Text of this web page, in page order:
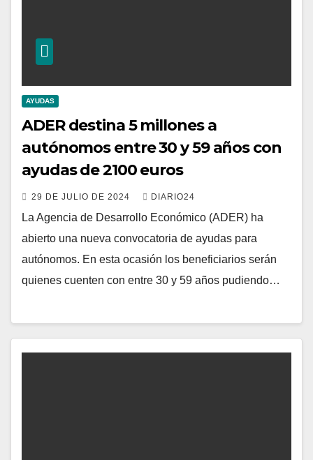
AYUDAS
ADER destina 5 millones a
autónomos entre 30 y 59 años con
ayudas de 2100 euros
29 DE JULIO DE 2024 DIARIO24
La Agencia de Desarrollo Económico (ADER) ha
abierto una nueva convocatoria de ayudas para
autónomos. En esta ocasión los beneficiarios serán
quienes cuenten con entre 30 y 59 años pudiendo…